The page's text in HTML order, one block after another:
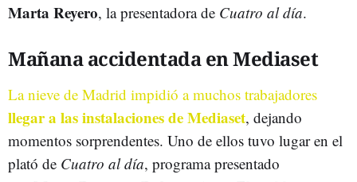
Marta Reyero, la presentadora de Cuatro al día.
Mañana accidentada en Mediaset
La nieve de Madrid impidió a muchos trabajadores
llegar a las instalaciones de Mediaset, dejando
momentos sorprendentes. Uno de ellos tuvo lugar en el
plató de Cuatro al día, programa presentado